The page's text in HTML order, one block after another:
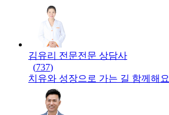
김유리 전문전문 상담사
(737)
치유와 성장으로 가는 길 함께해요